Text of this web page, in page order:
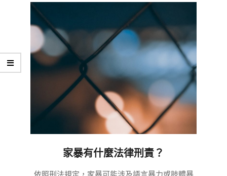
家暴有什麼法律刑責？
依照刑法規定，家暴可能涉及語言暴力或肢體暴